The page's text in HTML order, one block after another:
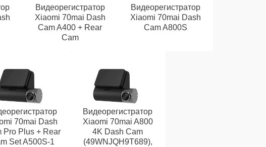
Видеорегистратор
Xiaomi 70mai Dash
Cam A400 + Rear
Cam
Видеорегистратор
Xiaomi 70mai Dash
Cam A800S
70mai Dash
Pro Plus + Rear
Set A500S-1
Видеорегистратор
Xiaomi 70mai A800
4K Dash Cam
(49WNJQH9T689),